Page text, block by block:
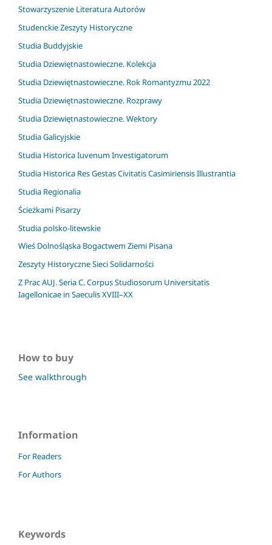
Stowarzyszenie Literatura Autorów
Studenckie Zeszyty Historyczne
Studia Buddyjskie
Studia Dziewiętnastowieczne. Kolekcja
Studia Dziewiętnastowieczne. Rok Romantyzmu 2022
Studia Dziewiętnastowieczne. Rozprawy
Studia Dziewiętnastowieczne. Wektory
Studia Galicyjskie
Studia Historica Iuvenum Investigatorum
Studia Historica Res Gestas Civitatis Casimiriensis Illustrantia
Studia Regionalia
Ścieżkami Pisarzy
Studia polsko-litewskie
Wieś Dolnośląska Bogactwem Ziemi Pisana
Zeszyty Historyczne Sieci Solidarności
Z Prac AUJ. Seria C. Corpus Studiosorum Universitatis
Iagellonicae in Saeculis XVIII–XX
How to buy
See walkthrough
Information
For Readers
For Authors
Keywords